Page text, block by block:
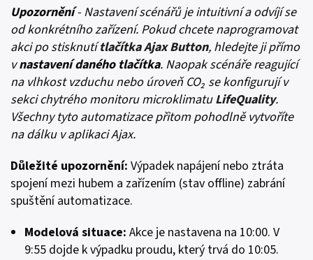
Upozornění- Nastavení scénářů je intuitivní a odvíjí se
od konkrétního zařízení. Pokud chcete naprogramovat
akci po stisknutítlačítka Ajax Button, hledejte ji přímo
vnastavení daného tlačítka. Naopak scénáře reagující
na vlhkost vzduchu nebo úroveň CO₂ se konfigurují v
sekci chytrého monitoru microklimatuLifeQuality.
Všechny tyto automatizace přitom pohodlně vytvoříte
na dálku v aplikaci Ajax.
Důležité upozornění: Výpadek napájení nebo ztráta
spojení mezi hubem a zařízením (stav offline) zabrání
spuštění automatizace.
Modelová situace: Akce je nastavena na 10:00. V
9:55 dojde k výpadku proudu, který trvá do 10:05.